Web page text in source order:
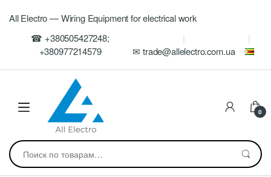
navigation
All Electro — Wiring Equipment for electrical work
☎ +380505427248;
+380977214579
✉ trade@allelectro.com.ua
0
Искать: